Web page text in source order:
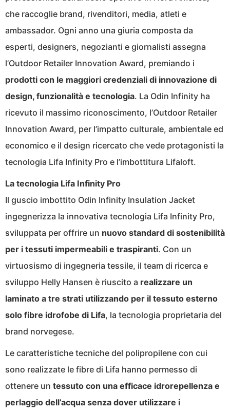
che raccoglie brand, rivenditori, media, atleti e
ambassador. Ogni anno una giuria composta da
esperti, designers, negozianti e giornalisti assegna
l’Outdoor Retailer Innovation Award, premiando i
prodotti con le maggiori credenziali di innovazione di
design, funzionalità e tecnologia. La Odin Infinity ha
ricevuto il massimo riconoscimento, l’Outdoor Retailer
Innovation Award, per l’impatto culturale, ambientale ed
economico e il design ricercato che vede protagonisti la
tecnologia Lifa Infinity Pro e l’imbottitura Lifaloft.
La tecnologia Lifa Infinity Pro
Il guscio imbottito Odin Infinity Insulation Jacket
ingegnerizza la innovativa tecnologia Lifa Infinity Pro,
sviluppata per offrire un nuovo standard di sostenibilità
per i tessuti impermeabili e traspiranti. Con un
virtuosismo di ingegneria tessile, il team di ricerca e
sviluppo Helly Hansen è riuscito a realizzare un
laminato a tre strati utilizzando per il tessuto esterno
solo fibre idrofobe di Lifa, la tecnologia proprietaria del
brand norvegese.
Le caratteristiche tecniche del polipropilene con cui
sono realizzate le fibre di Lifa hanno permesso di
ottenere un tessuto con una efficace idrorepellenza e
perlaggio dell’acqua senza dover utilizzare i